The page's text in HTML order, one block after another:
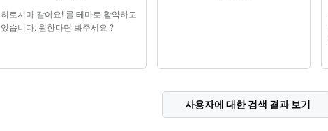
히로시마 같아요! 를 테마로 활약하고
있습니다. 원한다면 봐주세요 ?
사용자에 대한 검색 결과 보기